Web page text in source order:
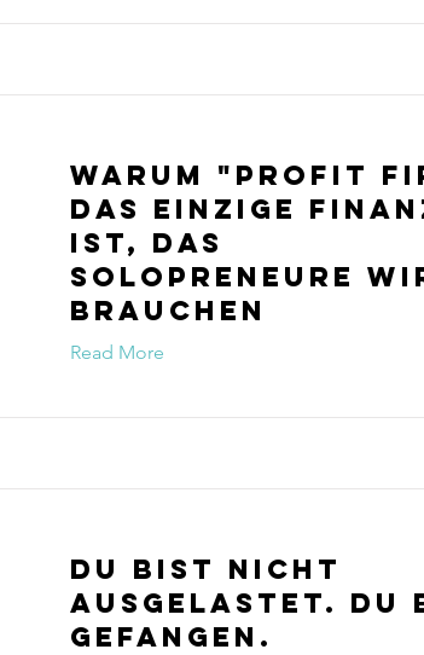
Warum "Profit
das einzige
ist, das
Solopreneure
brauchen
Read More
Du bist nicht
ausgelastet. Du
gefangen.